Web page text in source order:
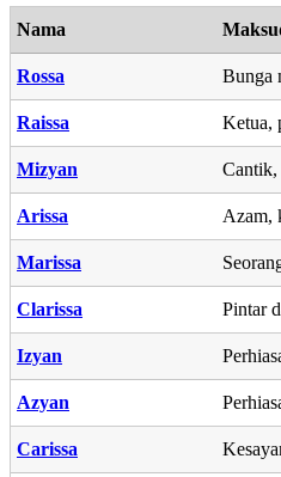
Nama
Rossa Bunga
Raissa Ketua,
Mizyan Cantik,
Arissa Azam,
Marissa
Clarissa Pintar
Izyan
Azyan
Carissa